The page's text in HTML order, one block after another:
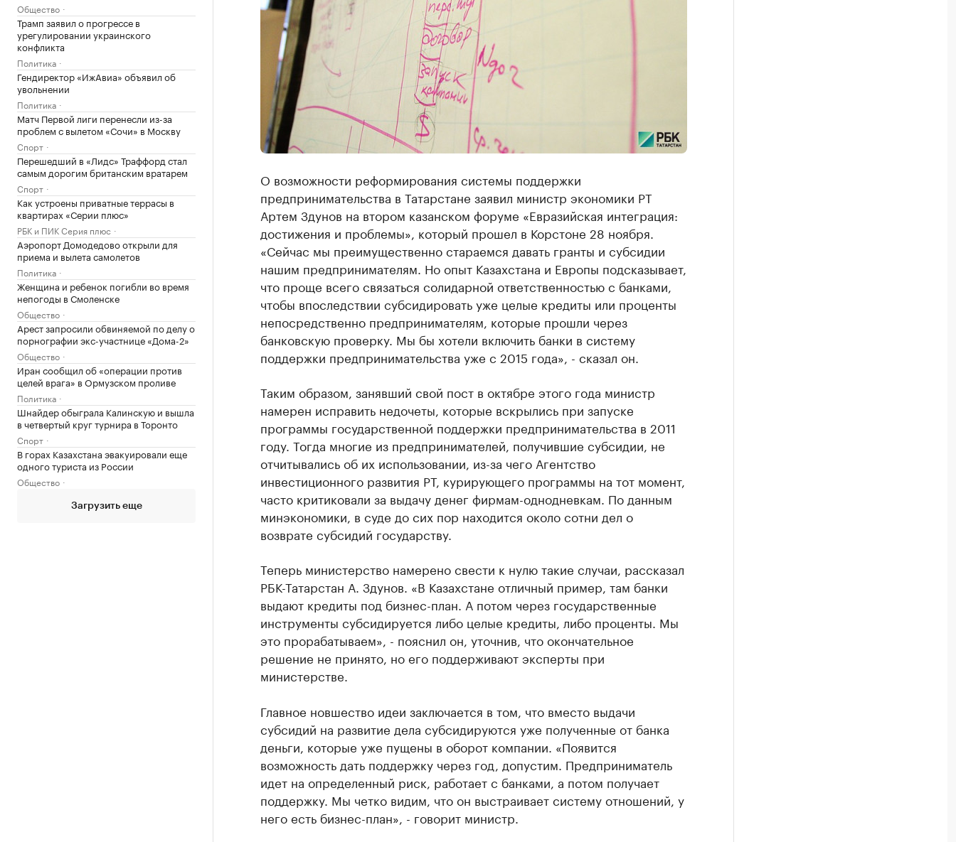
Общество
Трамп заявил о прогрессе в
урегулировании украинского
конфликта
Политика
Гендиректор «ИжАвиа» объявил об
увольнении
Политика
Матч Первой лиги перенесли из-за
проблем с вылетом «Сочи» в Москву
Спорт
Перешедший в «Лидс» Траффорд стал
самым дорогим британским вратарем
Спорт
Как устроены приватные террасы в
квартирах «Серии плюс»
РБК и ПИК Серия плюс
Аэропорт Домодедово открыли для
приема и вылета самолетов
Политика
Женщина и ребенок погибли во время
непогоды в Смоленске
Общество
Арест запросили обвиняемой по делу о
порнографии экс-участнице «Дома-2»
Общество
Иран сообщил об «операции против
целей врага» в Ормузском проливе
Политика
Шнайдер обыграла Калинскую и вышла
в четвертый круг турнира в Торонто
Спорт
В горах Казахстана эвакуировали еще
одного туриста из России
Общество
Загрузить еще
О возможности реформирования системы поддержки
предпринимательства в Татарстане заявил министр экономики РТ
Артем Здунов на втором казанском форуме «Евразийская интеграция:
достижения и проблемы», который прошел в Корстоне 28 ноября.
«Сейчас мы преимущественно стараемся давать гранты и субсидии
нашим предпринимателям. Но опыт Казахстана и Европы подсказывает,
что проще всего связаться солидарной ответственностью с банками,
чтобы впоследствии субсидировать уже целые кредиты или проценты
непосредственно предпринимателям, которые прошли через
банковскую проверку. Мы бы хотели включить банки в систему
поддержки предпринимательства уже с 2015 года», - сказал он.
Таким образом, занявший свой пост в октябре этого года министр
намерен исправить недочеты, которые вскрылись при запуске
программы государственной поддержки предпринимательства в 2011
году. Тогда многие из предпринимателей, получившие субсидии, не
отчитывались об их использовании, из-за чего Агентство
инвестиционного развития РТ, курирующего программы на тот момент,
часто критиковали за выдачу денег фирмам-однодневкам. По данным
минэкономики, в суде до сих пор находится около сотни дел о
возврате субсидий государству.
Теперь министерство намерено свести к нулю такие случаи, рассказал
РБК-Татарстан А. Здунов. «В Казахстане отличный пример, там банки
выдают кредиты под бизнес-план. А потом через государственные
инструменты субсидируется либо целые кредиты, либо проценты. Мы
это прорабатываем», - пояснил он, уточнив, что окончательное
решение не принято, но его поддерживают эксперты при
министерстве.
Главное новшество идеи заключается в том, что вместо выдачи
субсидий на развитие дела субсидируются уже полученные от банка
деньги, которые уже пущены в оборот компании. «Появится
возможность дать поддержку через год, допустим. Предприниматель
идет на определенный риск, работает с банками, а потом получает
поддержку. Мы четко видим, что он выстраивает систему отношений, у
него есть бизнес-план», - говорит министр.